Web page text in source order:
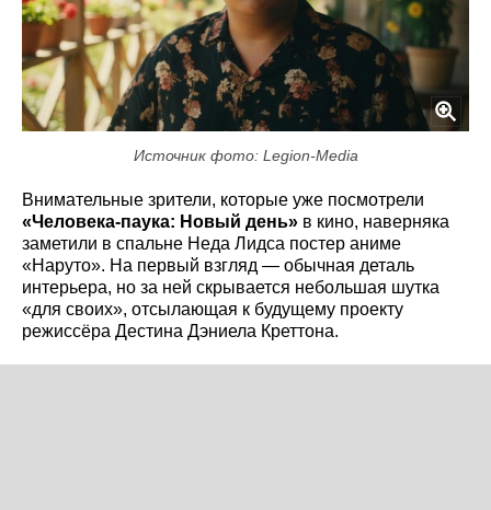
Источник фото: Legion-Media
Внимательные зрители, которые уже посмотрели
«Человека-паука: Новый день» в кино, наверняка
заметили в спальне Неда Лидса постер аниме
«Наруто». На первый взгляд — обычная деталь
интерьера, но за ней скрывается небольшая шутка
«для своих», отсылающая к будущему проекту
режиссёра Дестина Дэниела Креттона.